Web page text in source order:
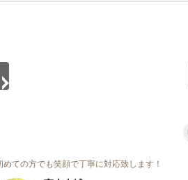
めての方でも笑顔で丁寧に対応致します！